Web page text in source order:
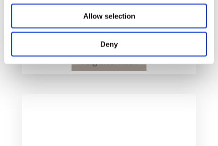
Allow selection
Deny
Combo t-skjorteformet nøkkelring
16kr
Velg alternativ